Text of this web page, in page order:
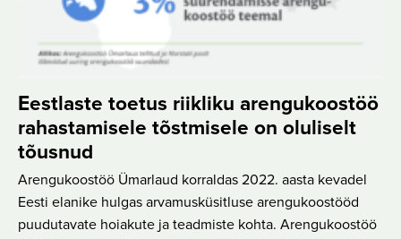
Eestlaste toetus riikliku arengukoostöö
rahastamisele tõstmisele on oluliselt
tõusnud
Arengukoostöö Ümarlaud korraldas 2022. aasta kevadel
Eesti elanike hulgas arvamusküsitluse arengukoostööd
puudutavate hoiakute ja teadmiste kohta. Arengukoostöö